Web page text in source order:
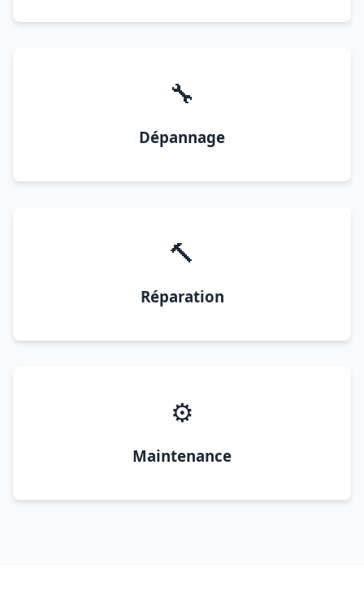
🔧
Dépannage
🔨
Réparation
⚙️
Maintenance